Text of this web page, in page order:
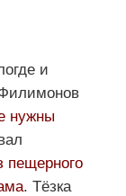
и
нужны
пещерного
. Тёзка